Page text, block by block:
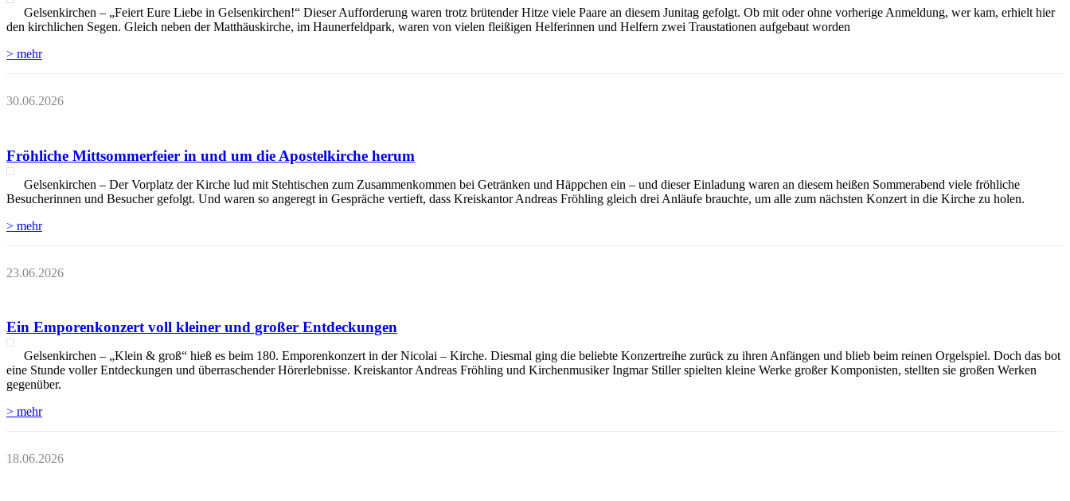
Gelsenkirchen – „Feiert Eure Liebe in Gelsenkirchen!“ Dieser Aufforderung waren trotz brütender Hitze viele Paare an diesem Junitag gefolgt. Ob mit oder ohne vorherige Anmeldung, wer kam, erhielt hier
den kirchlichen Segen. Gleich neben der Matthäuskirche, im Haunerfeldpark, waren von vielen fleißigen Helferinnen und Helfern zwei Traustationen aufgebaut worden
> mehr
30.06.2026
Fröhliche Mittsommerfeier in und um die Apostelkirche herum
Gelsenkirchen – Der Vorplatz der Kirche lud mit Stehtischen zum Zusammenkommen bei Getränken und Häppchen ein – und dieser Einladung waren an diesem heißen Sommerabend viele fröhliche
Besucherinnen und Besucher gefolgt. Und waren so angeregt in Gespräche vertieft, dass Kreiskantor Andreas Fröhling gleich drei Anläufe brauchte, um alle zum nächsten Konzert in die Kirche zu holen.
> mehr
23.06.2026
Ein Emporenkonzert voll kleiner und großer Entdeckungen
Gelsenkirchen – „Klein & groß“ hieß es beim 180. Emporenkonzert in der Nicolai – Kirche. Diesmal ging die beliebte Konzertreihe zurück zu ihren Anfängen und blieb beim reinen Orgelspiel. Doch das bot
eine Stunde voller Entdeckungen und überraschender Hörerlebnisse. Kreiskantor Andreas Fröhling und Kirchenmusiker Ingmar Stiller spielten kleine Werke großer Komponisten, stellten sie großen Werken
gegenüber.
> mehr
18.06.2026